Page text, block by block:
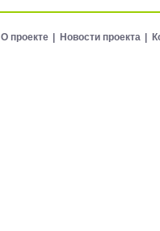
О проекте Новости проекта